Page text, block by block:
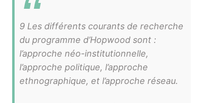
9 Les différents courants de recherche
du programme d’Hopwood sont :
l’approche néo-institutionnelle,
l’approche politique, l’approche
ethnographique, et l’approche réseau.